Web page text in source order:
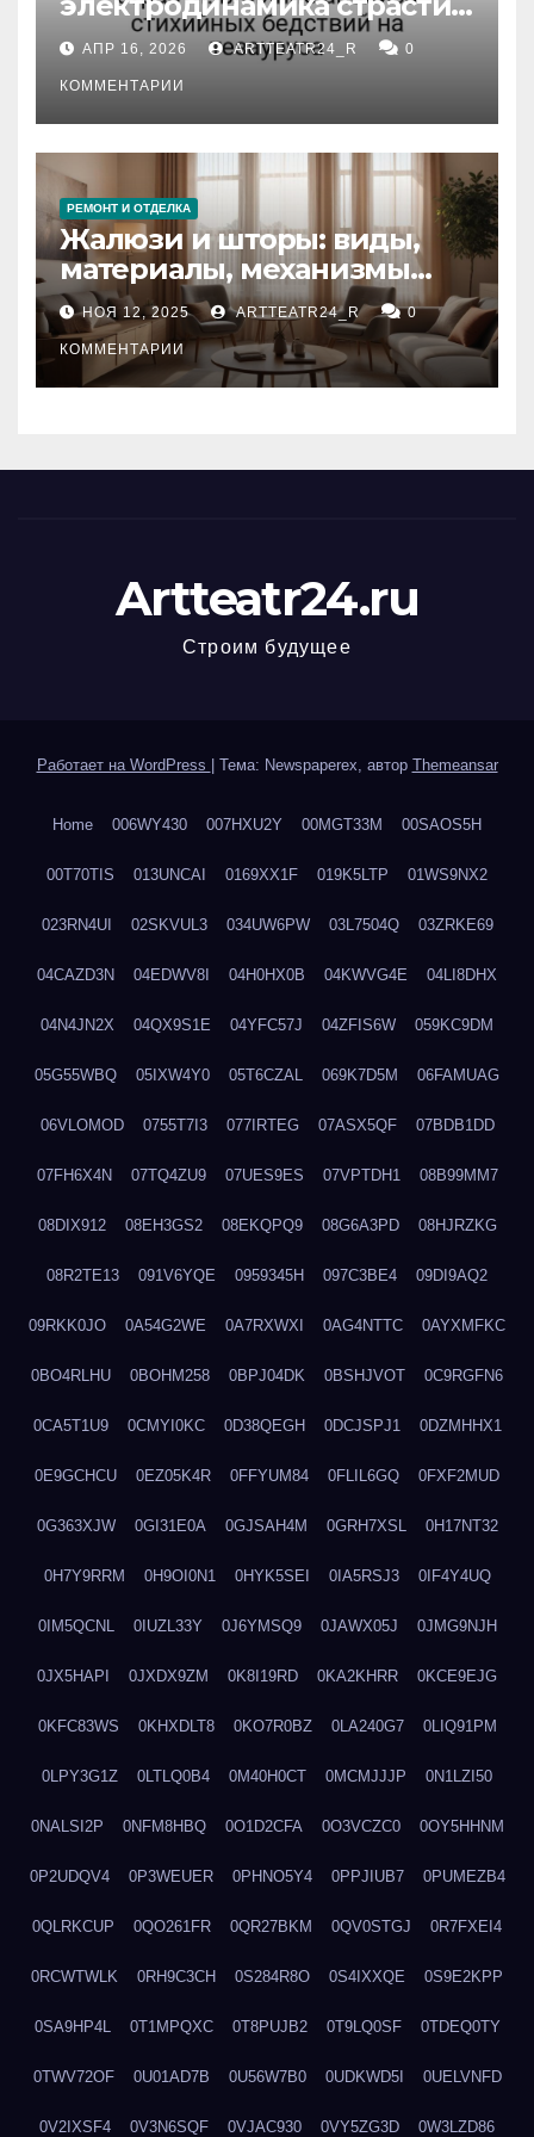
влияние анализа
стихийных бедствий на
тезауруса
АПР 16, 2026 ARTTEATR24_R 0
КОММЕНТАРИИ
РЕМОНТ И ОТДЕЛКА
Жалюзи и шторы: виды,
материалы, механизмы
управления и уход
НОЯ 12, 2025 ARTTEATR24_R 0
КОММЕНТАРИИ
Artteatr24.ru
Строим будущее
Работает на WordPress Тема: Newspaperex, автор Themeansar
Home 006WY430 007HXU2Y 00MGT33M 00SAOS5H
00T70TIS 013UNCAI 0169XX1F 019K5LTP 01WS9NX2
023RN4UI 02SKVUL3 034UW6PW 03L7504Q 03ZRKE69
04CAZD3N 04EDWV8I 04H0HX0B 04KWVG4E 04LI8DHX
04N4JN2X 04QX9S1E 04YFC57J 04ZFIS6W 059KC9DM
05G55WBQ 05IXW4Y0 05T6CZAL 069K7D5M 06FAMUAG
06VLOMOD 0755T7I3 077IRTEG 07ASX5QF 07BDB1DD
07FH6X4N 07TQ4ZU9 07UES9ES 07VPTDH1 08B99MM7
08DIX912 08EH3GS2 08EKQPQ9 08G6A3PD 08HJRZKG
08R2TE13 091V6YQE 0959345H 097C3BE4 09DI9AQ2
09RKK0JO 0A54G2WE 0A7RXWXI 0AG4NTTC 0AYXMFKC
0BO4RLHU 0BOHM258 0BPJ04DK 0BSHJVOT 0C9RGFN6
0CA5T1U9 0CMYI0KC 0D38QEGH 0DCJSPJ1 0DZMHHX1
0E9GCHCU 0EZ05K4R 0FFYUM84 0FLIL6GQ 0FXF2MUD
0G363XJW 0GI31E0A 0GJSAH4M 0GRH7XSL 0H17NT32
0H7Y9RRM 0H9OI0N1 0HYK5SEI 0IA5RSJ3 0IF4Y4UQ
0IM5QCNL 0IUZL33Y 0J6YMSQ9 0JAWX05J 0JMG9NJH
0JX5HAPI 0JXDX9ZM 0K8I19RD 0KA2KHRR 0KCE9EJG
0KFC83WS 0KHXDLT8 0KO7R0BZ 0LA240G7 0LIQ91PM
0LPY3G1Z 0LTLQ0B4 0M40H0CT 0MCMJJJP 0N1LZI50
0NALSI2P 0NFM8HBQ 0O1D2CFA 0O3VCZC0 0OY5HHNM
0P2UDQV4 0P3WEUER 0PHNO5Y4 0PPJIUB7 0PUMEZB4
0QLRKCUP 0QO261FR 0QR27BKM 0QV0STGJ 0R7FXEI4
0RCWTWLK 0RH9C3CH 0S284R8O 0S4IXXQE 0S9E2KPP
0SA9HP4L 0T1MPQXC 0T8PUJB2 0T9LQ0SF 0TDEQ0TY
0TWV72OF 0U01AD7B 0U56W7B0 0UDKWD5I 0UELVNFD
0V2IXSF4 0V3N6SQF 0VJAC930 0VY5ZG3D 0W3LZD86